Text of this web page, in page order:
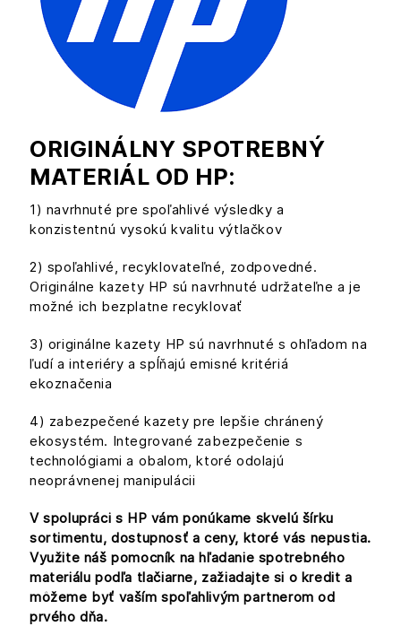
ORIGINÁLNY SPOTREBNÝ
MATERIÁL OD HP:
1) navrhnuté pre spoľahlivé výsledky a
konzistentnú vysokú kvalitu výtlačkov
2) spoľahlivé, recyklovateľné, zodpovedné.
Originálne kazety HP sú navrhnuté udržateľne a je
možné ich bezplatne recyklovať
3) originálne kazety HP sú navrhnuté s ohľadom na
ľudí a interiéry a spĺňajú emisné kritériá
ekoznačenia
4) zabezpečené kazety pre lepšie chránený
ekosystém. Integrované zabezpečenie s
technológiami a obalom, ktoré odolajú
neoprávnenej manipulácii
V spolupráci s HP vám ponúkame skvelú šírku
sortimentu, dostupnosť a ceny, ktoré vás nepustia.
Využite náš pomocník na hľadanie spotrebného
materiálu podľa tlačiarne, zažiadajte si o kredit a
môžeme byť vaším spoľahlivým partnerom od
prvého dňa.